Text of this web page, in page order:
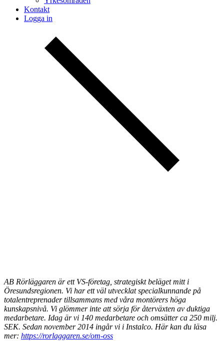
Kontakt
Logga in
AB Rörläggaren är ett VS-företag, strategiskt beläget mitt i
Öresundsregionen. Vi har ett väl utvecklat specialkunnande på
totalentreprenader tillsammans med våra montörers höga
kunskapsnivå. Vi glömmer inte att sörja för återväxten av duktiga
medarbetare. Idag är vi 140 medarbetare och omsätter ca 250 milj.
SEK. Sedan november 2014 ingår vi i Instalco. Här kan du läsa
mer: https://rorlaggaren.se/om-oss